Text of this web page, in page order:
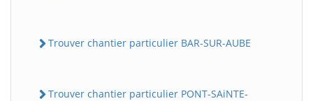
Trouver chantier particulier BAR-SUR-AUBE
Trouver chantier particulier PONT-SAiNTE-